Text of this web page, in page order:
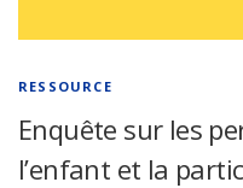
RESSOURCE
Enquête sur les
l’enfant et la